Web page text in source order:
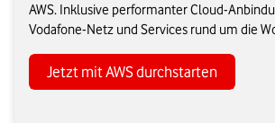
AWS. Inklusive performanter Cloud-
Vodafone-Netz und Services rund um die
Jetzt mit AWS durchstarten